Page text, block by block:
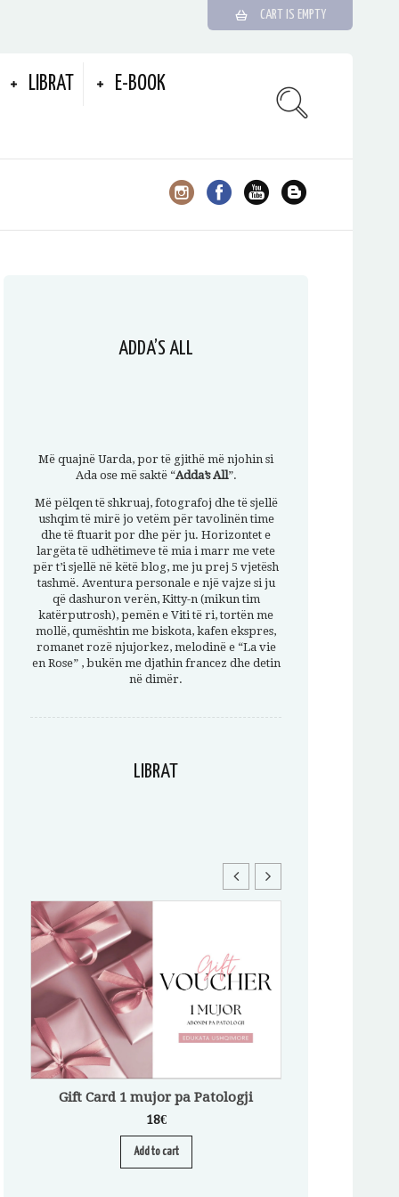
CART IS EMPTY
LIBRAT E-BOOK
ADDA’S ALL
Më quajnë Uarda, por të gjithë më njohin si
Ada ose më saktë “Adda’s All”.
Më pëlqen të shkruaj, fotografoj dhe të sjellë
ushqim të mirë jo vetëm për tavolinën time
dhe të ftuarit por dhe për ju. Horizontet e
largëta të udhëtimeve të mia i marr me vete
për t’i sjellë në këtë blog, me ju prej 5 vjetësh
tashmë. Aventura personale e një vajze si ju
që dashuron verën, Kitty-n (mikun tim
katërputrosh), pemën e Viti të ri, tortën me
mollë, qumështin me biskota, kafen ekspres,
romanet rozë njujorkez, melodinë e “La vie
en Rose” , bukën me djathin francez dhe detin
në dimër.
LIBRAT
Gift Card 1 mujor pa Patologji
18€
Add to cart